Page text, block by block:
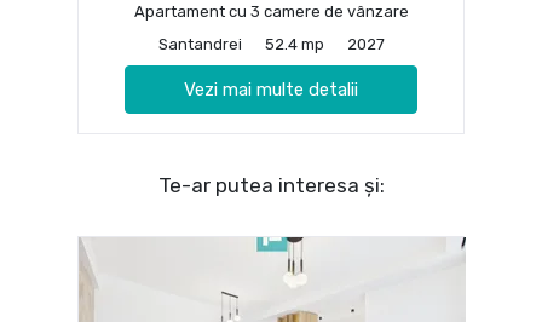
Apartament cu 3 camere de vânzare
Santandrei
52.4 mp 2027
Vezi mai multe detalii
Te-ar putea interesa și: